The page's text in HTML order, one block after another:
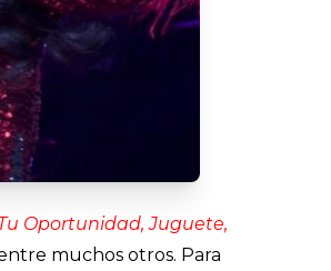
Oportunidad, Juguete,
muchos otros. Para